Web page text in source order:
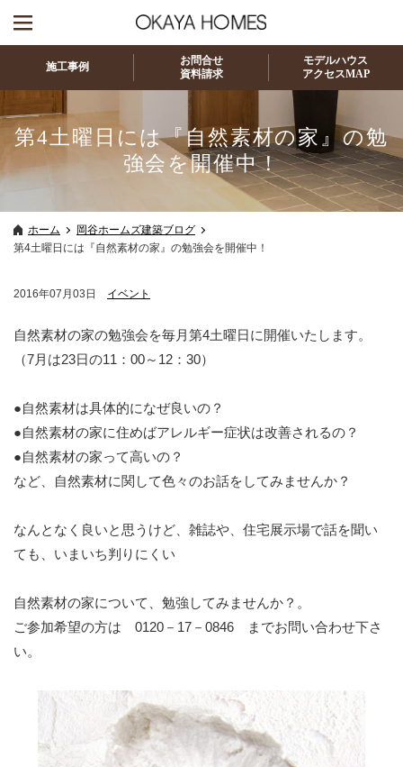
施工事例
お問合せ
資料請求
モデルハウス
アクセスMAP
第4土曜日には『自然素材の家』の勉
強会を開催中！
ホーム
岡谷ホームズ建築ブログ
第4土曜日には『自然素材の家』の勉強会を開催中！
2016年07月03日 イベント
自然素材の家の勉強会を毎月第4土曜日に開催いたします。
（7月は23日の11：00～12：30）
●自然素材は具体的になぜ良いの？
●自然素材の家に住めばアレルギー症状は改善されるの？
●自然素材の家って高いの？
など、自然素材に関して色々のお話をしてみませんか？
なんとなく良いと思うけど、雑誌や、住宅展示場で話を聞い
ても、いまいち判りにくい
自然素材の家について、勉強してみませんか？。
ご参加希望の方は 0120－17－0846 までお問い合わせ下さ
い。